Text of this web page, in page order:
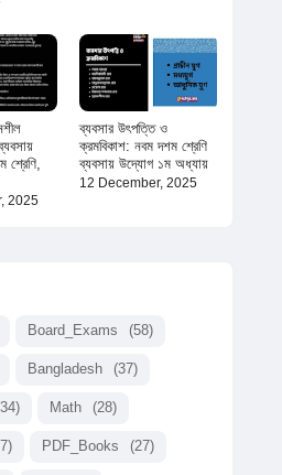
2025
ব্যবসার উৎপত্তি ও
ক্রমবিকাশ: নবম দশম শ্রেণি
ব্যবসায় উদ্যোগ ১ম অধ্যায়
12 December, 2025
Board_Exams (58)
Bangladesh (37)
Math (28)
PDF_Books (27)